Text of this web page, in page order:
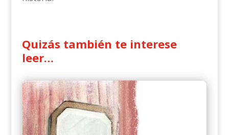
Quizás también te interese
leer…